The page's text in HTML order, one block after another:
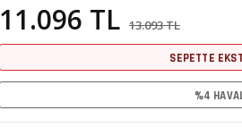
11.096 TL 13.093 TL
SEPETTE
%4